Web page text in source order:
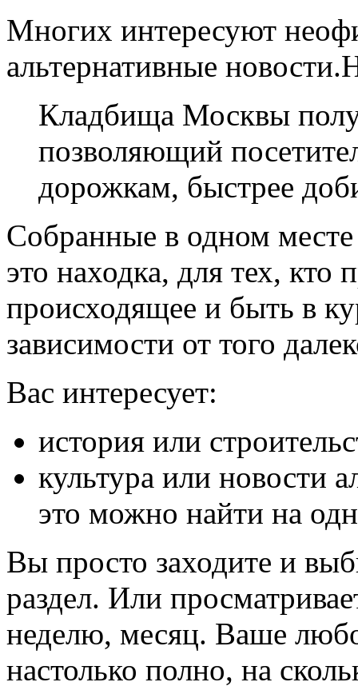
Многих интересуют
альтернативные
Кладбища Москвы
позволяющий
дорожкам, быстрее
Собранные в одном
это находка, для тех, кто
происходящее и быть в
зависимости от того
Вас интересует:
история или
культура или новости
это можно найти на
Вы просто заходите и
раздел. Или
неделю, месяц. Ваше
настолько полно, на